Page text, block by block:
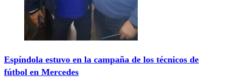
Espíndola estuvo en la campaña de los técnicos de
fútbol en Mercedes